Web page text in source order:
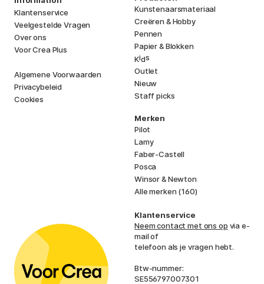
Klantenservice
Veelgestelde Vragen
Over ons
Voor Crea Plus
Algemene Voorwaarden
Privacybeleid
Cookies
Kunstenaarsmateriaal
Creëren & Hobby
Pennen
Papier & Blokken
Kids
Outlet
Nieuw
Staff picks
Merken
Pilot
Lamy
Faber-Castell
Posca
Winsor & Newton
Alle merken (160)
Klantenservice
Neem contact met ons op via e-
mail of
telefoon als je vragen hebt.
Btw-nummer:
SE556797007301